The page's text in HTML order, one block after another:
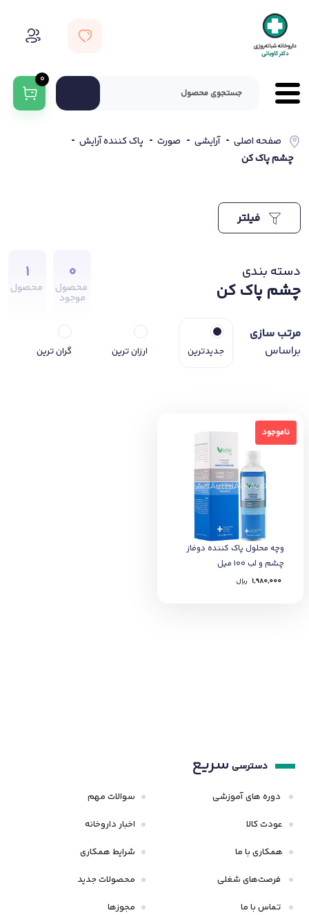
0
صفحه اصلی آرایشی صورت
پاک کننده آرایش
چشم پاک کن
دسته بندی
چشم پاک کن
0
محصول
موجود
1
محصول
مرتب سازی
براساس
جدیدترین ارزان ترین گران ترین
ناموجود
ناموجود
وچه محلول پاک کننده دوفاز
چشم و لب 100 میل
1,980,000 ﷼
دسترسی سریع
دوره های آموزشی
عودت کالا
همکاری با ما
فرصت‌های شغلی
تماس با ما
سوالات مهم
اخبار داروخانه
شرایط همکاری
محصولات جدید
مجوزها